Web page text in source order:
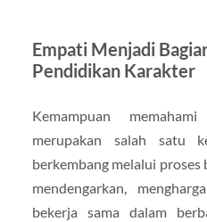
Empati Menjadi
Pendidikan Karakter
Kemampuan
merupakan salah satu
berkembang melalui proses
mendengarkan,
bekerja sama dalam